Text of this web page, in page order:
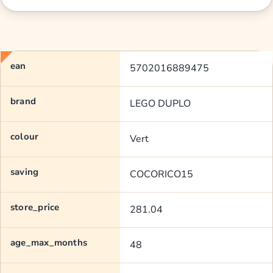
ean 5702016889475
brand LEGO DUPLO
colour Vert
saving COCORICO15
store_price 281.04
age_max_months 48